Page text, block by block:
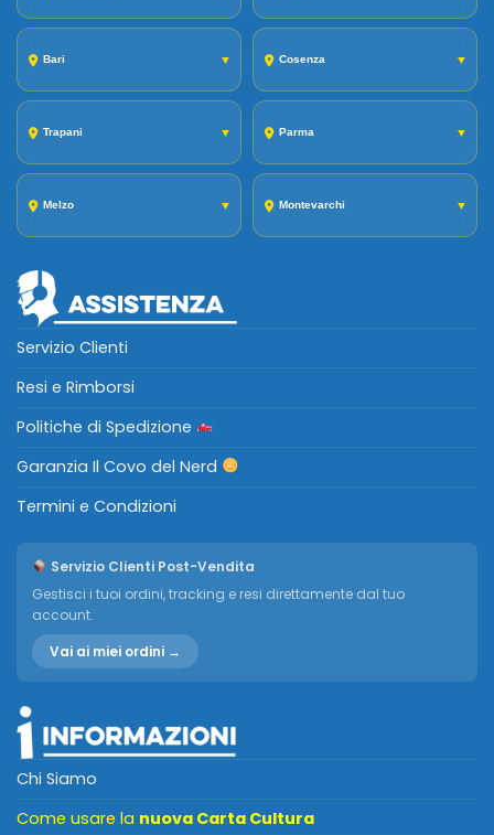
Bari ▼ Cosenza ▼
Trapani ▼ Parma ▼
Melzo ▼ Montevarchi ▼
Servizio Clienti
Resi e Rimborsi
Politiche di Spedizione
Garanzia Il Covo del Nerd
Termini e Condizioni
Servizio Clienti Post-Vendita
Gestisci i tuoi ordini, tracking e resi direttamente dal tuo
account.
Vai ai miei ordini →
Chi Siamo
Come usare la nuova Carta Cultura